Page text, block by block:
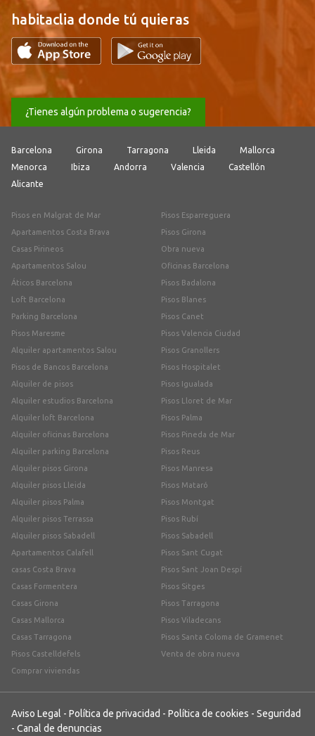
habitaclia donde tú quieras
¿Tienes algún problema o sugerencia?
Barcelona Girona Tarragona Lleida
Mallorca
Menorca
Ibiza Andorra Valencia
Castellón
Alicante
Pisos en Malgrat de Mar
Apartamentos Costa Brava
Casas Pirineos
Apartamentos Salou
Áticos Barcelona
Loft Barcelona
Parking Barcelona
Pisos Maresme
Alquiler apartamentos Salou
Pisos de Bancos Barcelona
Alquiler de pisos
Alquiler estudios Barcelona
Alquiler loft Barcelona
Alquiler oficinas Barcelona
Alquiler parking Barcelona
Alquiler pisos Girona
Alquiler pisos Lleida
Alquiler pisos Palma
Alquiler pisos Terrassa
Alquiler pisos Sabadell
Apartamentos Calafell
casas Costa Brava
Casas Formentera
Casas Girona
Casas Mallorca
Casas Tarragona
Pisos Castelldefels
Comprar viviendas
Pisos Esparreguera
Pisos Girona
Obra nueva
Oficinas Barcelona
Pisos Badalona
Pisos Blanes
Pisos Canet
Pisos Valencia Ciudad
Pisos Granollers
Pisos Hospitalet
Pisos Igualada
Pisos Lloret de Mar
Pisos Palma
Pisos Pineda de Mar
Pisos Reus
Pisos Manresa
Pisos Mataró
Pisos Montgat
Pisos Rubí
Pisos Sabadell
Pisos Sant Cugat
Pisos Sant Joan Despí
Pisos Sitges
Pisos Tarragona
Pisos Viladecans
Pisos Santa Coloma de Gramenet
Venta de obra nueva
Aviso Legal - Política de privacidad - Política de cookies - Seguridad
- Canal de denuncias